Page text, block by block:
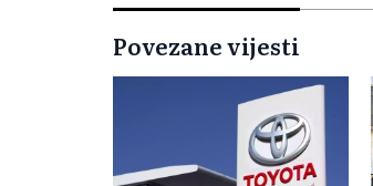
Povezane vijesti